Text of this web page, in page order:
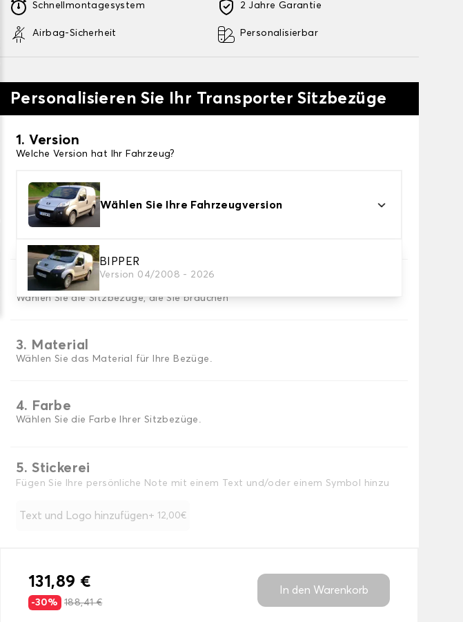
Schnellmontagesystem
Airbag-Sicherheit
2 Jahre Garantie
Personalisierbar
Personalisieren Sie Ihr Transporter Sitzbezüge
1. Version
Welche Version hat Ihr Fahrzeug?
Wählen Sie Ihre Fahrzeugversion
BIPPER
Version 04/2008 - 2026
2. Satz von Bezügen
Wählen Sie die Sitzbezüge, die Sie brauchen
3. Material
Wählen Sie das Material für Ihre Bezüge.
4. Farbe
Wählen Sie die Farbe Ihrer Sitzbezüge.
5. Stickerei
Fügen Sie Ihre persönliche Note mit einem Text und/oder einem Symbol hinzu
Text und Logo hinzufügen + 12,00€
131,89 €
-30% 188,41 €
In den Warenkorb